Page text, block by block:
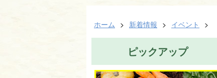
ホーム > 新着情報 > イベント >
ピックアップ